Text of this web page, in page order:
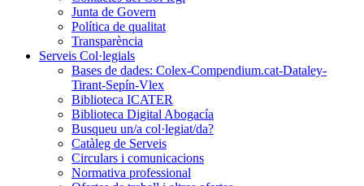
Junta de Govern
Política de qualitat
Transparència
Serveis Col·legials
Bases de dades: Colex-Compendium.cat-Dataley-
Tirant-Sepín-Vlex
Biblioteca ICATER
Biblioteca Digital Abogacía
Busqueu un/a col·legiat/da?
Catàleg de Serveis
Circulars i comunicacions
Normativa professional